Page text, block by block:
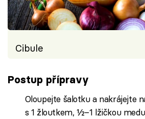
Cibule
Postup přípravy
Oloupejte šalotku a nakrájejte
s 1 žloutkem, ½–1 lžičkou